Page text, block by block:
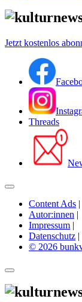
Jetzt kostenlos
Threads
Content Ads |
Autor:innen |
Impressum |
Datenschutz |
© 2026